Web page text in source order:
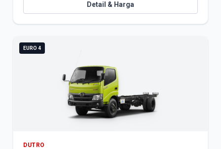
Detail & Harga
EURO 4
DUTRO